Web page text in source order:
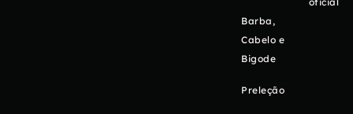
Barba,
Cabelo e
Bigode
Preleção